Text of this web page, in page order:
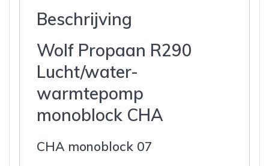
Beschrijving
Wolf Propaan R290
Lucht/water-
warmtepomp
monoblock CHA
CHA monoblock 07